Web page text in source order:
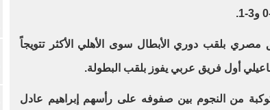
بلقب دوري الأبطال سوى الأهلي الأكثر تتويجاً
أول فريق عربي يفوز بلقب البطولة.
كوكبة من النجوم بين صفوفه على رأسهم إبراهيم عادل